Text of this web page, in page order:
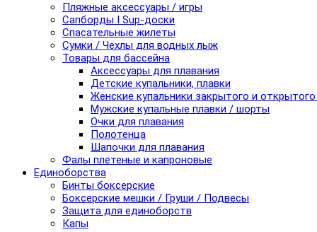
Пляжные аксессуары / игры
Сапборды I Sup-доски
Спасательные жилеты
Сумки / Чехлы для водных лыж
Товары для бассейна
Аксессуары для плавания
Детские купальники, плавки
Женские купальники закрытого и
Мужские купальные плавки / шорты
Очки для плавания
Полотенца
Шапочки для плавания
Фалы плетеные и капроновые
Единоборства
Бинты боксерские
Боксерские мешки / Груши / Подвесы
Защита для единоборств
Капы